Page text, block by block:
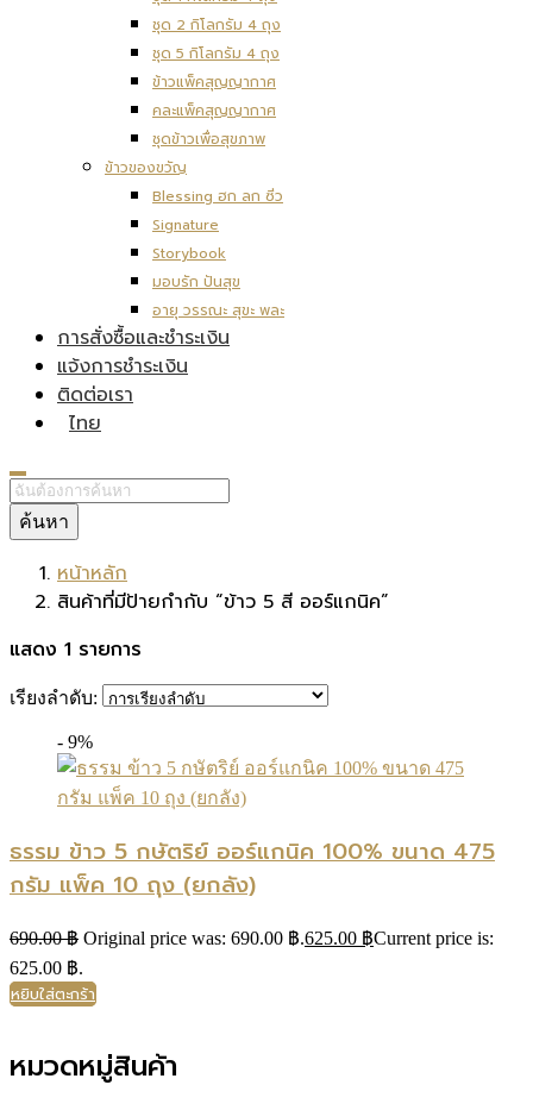
ชุด 2 กิโลกรัม 4 ถุง
ชุด 5 กิโลกรัม 4 ถุง
ข้าวแพ็คสุญญากาศ
คละแพ็คสุญญากาศ
ชุดข้าวเพื่อสุขภาพ
ข้าวของขวัญ
Blessing ฮก ลก ซิ่ว
Signature
Storybook
มอบรัก ปันสุข
อายุ วรรณะ สุขะ พละ
การสั่งซื้อและชำระเงิน
แจ้งการชำระเงิน
ติดต่อเรา
ไทย
ค้นหา
หน้าหลัก
สินค้าที่มีป้ายกำกับ “ข้าว 5 สี ออร์แกนิค”
แสดง 1 รายการ
เรียงลำดับ:
- 9%
ธรรม ข้าว 5 กษัตริย์ ออร์แกนิค 100% ขนาด 475
กรัม แพ็ค 10 ถุง (ยกลัง)
690.00฿ Original price was: 690.00 ฿.625.00 ฿Current price is:
625.00 ฿.
หยิบใส่ตะกร้า
หมวดหมู่สินค้า